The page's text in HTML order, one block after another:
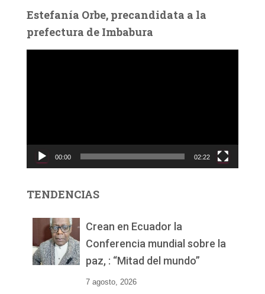
Estefanía Orbe, precandidata a la
prefectura de Imbabura
c
d
00:00 02:22
TENDENCIAS
Crean en Ecuador la
Conferencia mundial sobre la
paz, : “Mitad del mundo”
7 agosto, 2026